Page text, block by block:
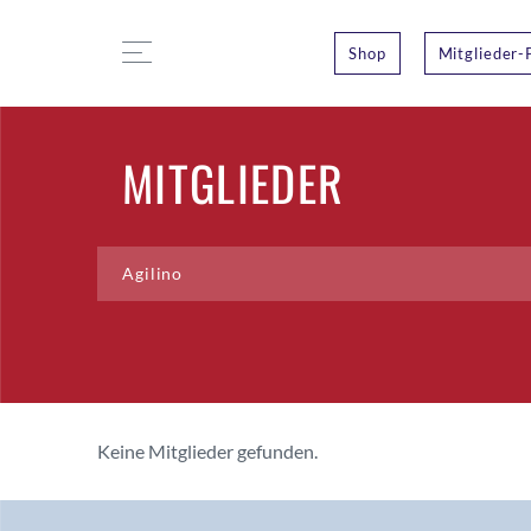
Shop Mitglieder-
MITGLIEDER
Keine Mitglieder gefunden.